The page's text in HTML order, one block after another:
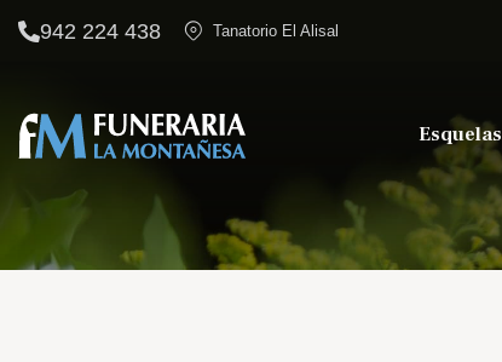
942 224 438 Tanatorio El Alisal
Esquelas